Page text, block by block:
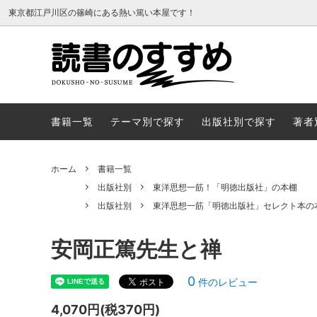
東京都江戸川区の篠崎にある熱い篤い本屋です！
書籍一覧 テーマ別で探す 出版社別で探す 著者
ホーム
書籍一覧
出版社別
東洋思想一筋！「明徳出版社」の本棚
出版社別
東洋思想一筋「明徳出版社」セレクト本の
安岡正篤先生と禅
0 件のレビュー
4,070円(税370円)